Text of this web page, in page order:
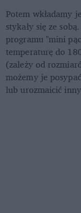
Potem wkładamy
stykały się ze
programu "mini
temperaturę do
(zależy od
możemy je
lub urozmaicić